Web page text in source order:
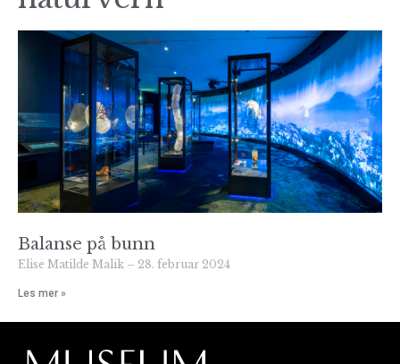
Balanse på bunn
Elise Matilde Malik 28. februar 2024
Les mer »